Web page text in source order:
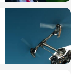
חדשות